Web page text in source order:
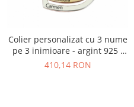
Colier personalizat cu 3 nume
pe 3 inimioare - argint 925 -
45 cm
410,14 RON